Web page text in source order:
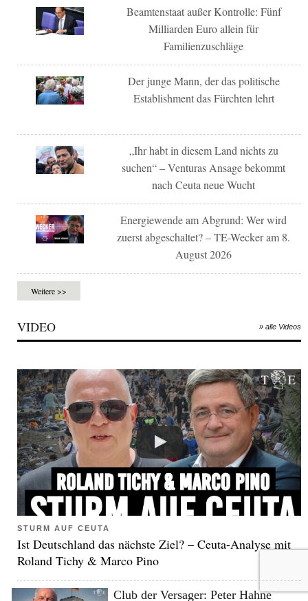
Beamtenstaat außer Kontrolle: Fünf
Milliarden Euro allein für
Familienzuschläge
Der junge Mann, der das politische
Establishment das Fürchten lehrt
„Ihr habt in diesem Land nichts zu
suchen“ – Venturas Ansage bekommt
nach Ceuta neue Wucht
Energiewende am Abgrund: Wer wird
zuerst abgeschaltet? – TE-Wecker am 8.
August 2026
Weitere >>
VIDEO » alle Videos
STURM AUF CEUTA
Ist Deutschland das nächste Ziel? – Ceuta-Analyse mit
Roland Tichy & Marco Pino
Club der Versager: Peter Hahne